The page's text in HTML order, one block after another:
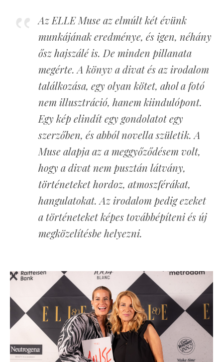
Az ELLE Muse az elmúlt két évünk
munkájának eredménye, és igen, néhány
ősz hajszálé is. De minden pillanata
megérte. A könyv a divat és az irodalom
találkozása, egy olyan kötet, ahol a fotó
nem illusztráció, hanem kiindulópont.
Egy kép elindít egy gondolatot egy
szerzőben, és abból novella születik. A
Muse alapja az a meggyőződésem volt,
hogy a divat nem pusztán látvány,
történeteket hordoz, atmoszférákat,
hangulatokat. Az irodalom pedig ezeket
a történeteket képes továbbépíteni és új
megközelítésbe helyezni.